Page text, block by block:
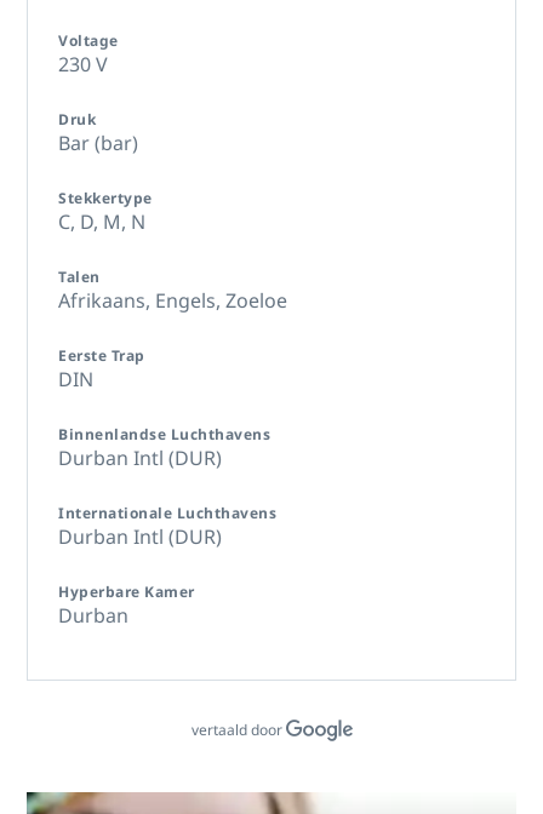
Voltage
230 V
Druk
Bar (bar)
Stekkertype
C, D, M, N
Talen
Afrikaans, Engels,Zoeloe
Eerste Trap
DIN
Binnenlandse Luchthavens
Durban Intl (DUR)
Internationale Luchthavens
Durban Intl (DUR)
Hyperbare Kamer
Durban
vertaald door